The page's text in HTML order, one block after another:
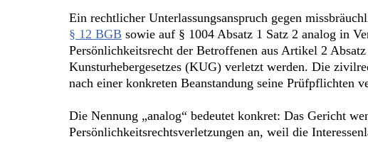
Ein rechtlicher Unterlassungsanspruch gegen
§ 12 BGB sowie auf § 1004 Absatz 1 Satz 2 analog in
Persönlichkeitsrecht der Betroffenen aus Artikel 2
Kunsturhebergesetzes (KUG) verletzt werden. Die
nach einer konkreten Beanstandung seine Prüfpflichten
Die Nennung „analog“ bedeutet konkret: Das Gericht
Persönlichkeitsrechtsverletzungen an, weil die